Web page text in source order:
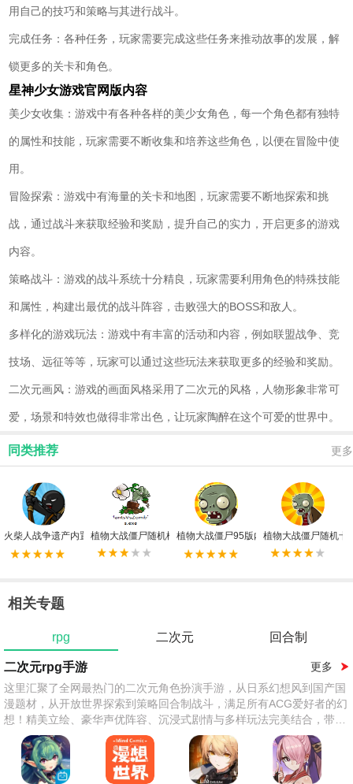
用自己的技巧和策略与其进行战斗。
完成任务：各种任务，玩家需要完成这些任务来推动故事的发展，解
锁更多的关卡和角色。
星神少女游戏官网版内容
美少女收集：游戏中有各种各样的美少女角色，每一个角色都有独特
的属性和技能，玩家需要不断收集和培养这些角色，以便在冒险中使
用。
冒险探索：游戏中有海量的关卡和地图，玩家需要不断地探索和挑
战，通过战斗来获取经验和奖励，提升自己的实力，开启更多的游戏
内容。
策略战斗：游戏的战斗系统十分精良，玩家需要利用角色的特殊技能
和属性，构建出最优的战斗阵容，击败强大的BOSS和敌人。
多样化的游戏玩法：游戏中有丰富的活动和内容，例如联盟战争、竞
技场、远征等等，玩家可以通过这些玩法来获取更多的经验和奖励。
二次元画风：游戏的画面风格采用了二次元的风格，人物形象非常可
爱，场景和特效也做得非常出色，让玩家陶醉在这个可爱的世界中。
同类推荐 更多
火柴人战争遗产内置功能菜单中文版植物大战僵尸随机模仿者电脑版植物大战僵尸95版内置修改器植物大战僵尸随机卡
相关专题
rpg 二次元 回合制
二次元rpg手游
更多
这里汇聚了全网最热门的二次元角色扮演手游，从日系幻想风到国产国
漫题材，从开放世界探索到策略回合制战斗，满足所有ACG爱好者的幻
想！精美立绘、豪华声优阵容、沉浸式剧情与多样玩法完美结合，带你
穿越异世界书写专属传奇。无论是抽卡养成、多人联机还是单机剧情，
都能找到你的心头好！